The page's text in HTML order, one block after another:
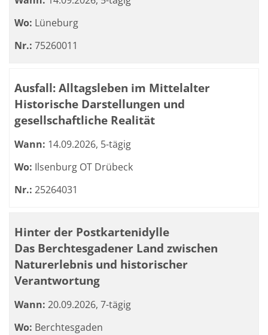
Wo: Lüneburg
Nr.: 75260011
Ausfall: Alltagsleben im Mittelalter
Historische Darstellungen und
gesellschaftliche Realität
Wann: 14.09.2026, 5-tägig
Wo: Ilsenburg OT Drübeck
Nr.: 25264031
Hinter der Postkartenidylle
Das Berchtesgadener Land zwischen
Naturerlebnis und historischer
Verantwortung
Wann: 20.09.2026, 7-tägig
Wo: Berchtesgaden